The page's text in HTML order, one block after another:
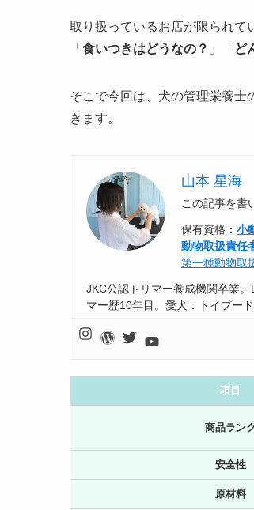
取り扱っているお店が限られて
「 食いつきはどうなの？ 」「 ど
そこで今回は、犬の管理栄養士
きます。
山本 星海
この記事を書
保有資格： 小
動物取扱責任
第一種動物取
JKC公認トリマー養成機関卒業
マー歴10年目。愛犬：トイプー
項目
商品ラン
安全性
原材料